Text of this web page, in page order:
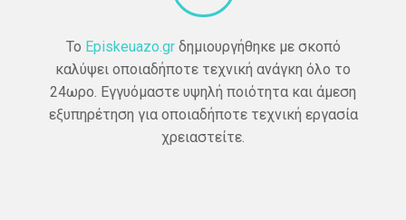
Το Episkeuazo.grδημιουργήθηκε με σκοπό
καλύψει οποιαδήποτε τεχνική ανάγκη όλο το
24ωρο. Εγγυόμαστε υψηλή ποιότητα και άμεση
εξυπηρέτηση για οποιαδήποτε τεχνική εργασία
χρειαστείτε.